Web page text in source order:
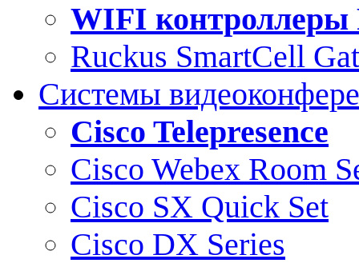
WIFI контроллеры
Ruckus SmartCell
Системы
Cisco Telepresence
Cisco Webex Room
Cisco SX Quick Set
Cisco DX Series